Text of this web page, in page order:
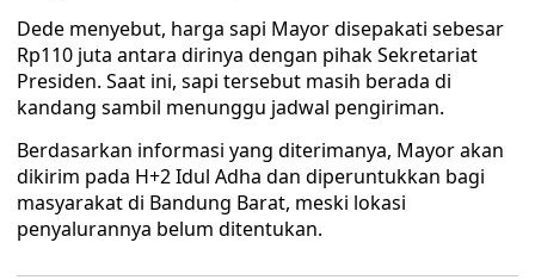
Dede menyebut, harga sapi Mayor disepakati sebesar
Rp110 juta antara dirinya dengan pihak Sekretariat
Presiden. Saat ini, sapi tersebut masih berada di
kandang sambil menunggu jadwal pengiriman.
Berdasarkan informasi yang diterimanya, Mayor akan
dikirim pada H+2 Idul Adha dan diperuntukkan bagi
masyarakat di Bandung Barat, meski lokasi
penyalurannya belum ditentukan.